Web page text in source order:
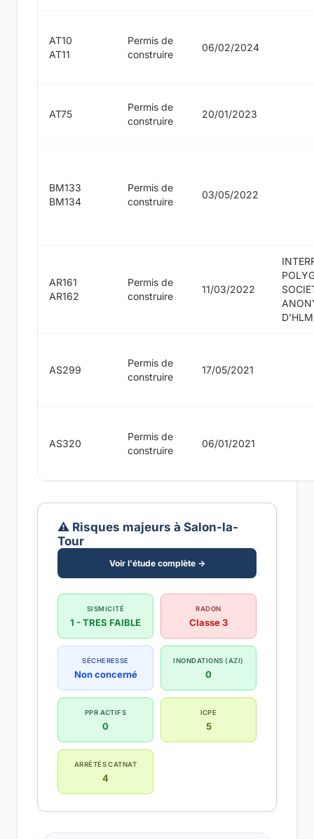
AT10
AT11
Permis de
construire
06/02/2024
AT75
Permis de
construire
20/01/2023
BM133
BM134
Permis de
construire
03/05/2022
AR161
AR162
Permis de
construire
11/03/2022
D'HLM
AS299
Permis de
construire
17/05/2021
AS320
Permis de
construire
06/01/2021
⚠️ Risques majeurs à Salon-la-
Tour
Voir l'étude complète →
SISMICITÉ
1 - TRES FAIBLE
RADON
Classe 3
SÉCHERESSE
Non concerné
INONDATIONS (AZI)
0
PPR ACTIFS
0
ICPE
5
ARRÊTÉS CATNAT
4